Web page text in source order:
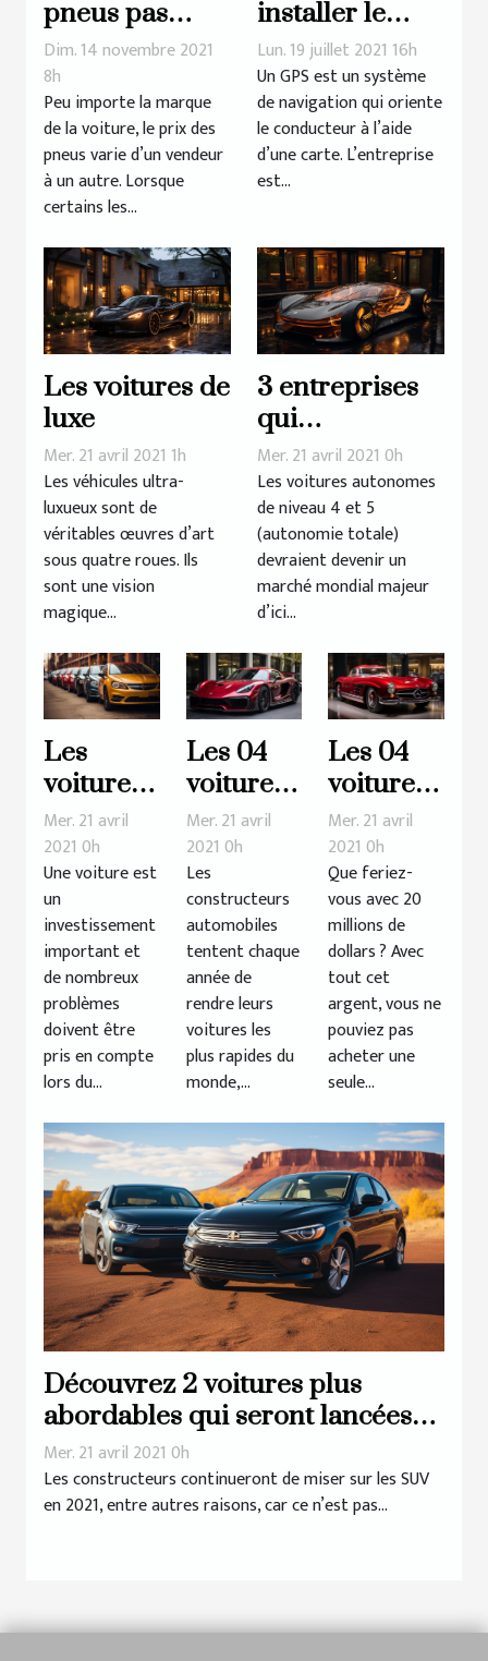
pneus pas
chers de
qualité pour
votre voiture ?
Dim. 14 novembre 2021
8h
Peu importe la marque
de la voiture, le prix des
pneus varie d’un vendeur
à un autre. Lorsque
certains les...
installer le
logiciel
d’actualisation
GPS ?
Lun. 19 juillet 2021 16h
Un GPS est un système
de navigation qui oriente
le conducteur à l’aide
d’une carte. L’entreprise
est...
Les voitures de
luxe
Mer. 21 avril 2021 1h
Les véhicules ultra-
luxueux sont de
véritables œuvres d’art
sous quatre roues. Ils
sont une vision
magique...
3 entreprises
qui
développent
des voitures
autonomes
Mer. 21 avril 2021 0h
Les voitures autonomes
de niveau 4 et 5
(autonomie totale)
devraient devenir un
marché mondial majeur
d’ici...
Les
voitures
que vous
devriez
éviter
Mer. 21 avril
2021 0h
Une voiture est
un
investissement
important et
de nombreux
problèmes
doivent être
pris en compte
lors du...
Les 04
voitures
les plus
rapides
du
monde
en 2020
Mer. 21 avril
2021 0h
Les
constructeurs
automobiles
tentent chaque
année de
rendre leurs
voitures les
plus rapides du
monde,...
Les 04
voitures
les plus
chères
de tous
les temps
Mer. 21 avril
2021 0h
Que feriez-
vous avec 20
millions de
dollars ? Avec
tout cet
argent, vous ne
pouviez pas
acheter une
seule...
Découvrez 2 voitures plus
abordables qui seront lancées
en 2021
Mer. 21 avril 2021 0h
Les constructeurs continueront de miser sur les SUV
en 2021, entre autres raisons, car ce n’est pas...